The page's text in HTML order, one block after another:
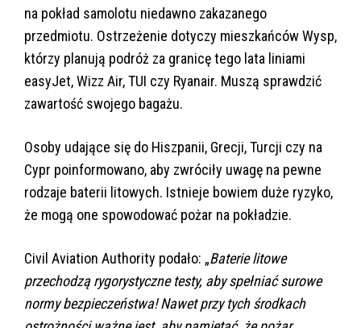
na pokład samolotu niedawno zakazanego
przedmiotu. Ostrzeżenie dotyczy mieszkańców Wysp,
którzy planują podróż za granicę tego lata liniami
easyJet, Wizz Air, TUI czy Ryanair. Muszą sprawdzić
zawartość swojego bagażu.
Osoby udające się do Hiszpanii, Grecji, Turcji czy na
Cypr poinformowano, aby zwróciły uwagę na pewne
rodzaje baterii litowych. Istnieje bowiem duże ryzyko,
że mogą one spowodować pożar na pokładzie.
Civil Aviation Authority podało: „Baterie litowe
przechodzą rygorystyczne testy, aby spełniać surowe
normy bezpieczeństwa! Nawet przy tych środkach